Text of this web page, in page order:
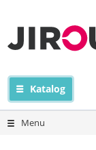
Katalog
Menu